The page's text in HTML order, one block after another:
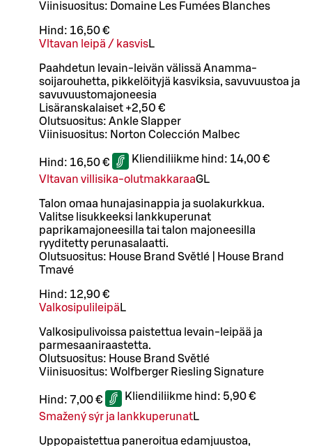
Viinisuositus: Domaine Les Fumées Blanches
Hind: 16,50 €
Vltavan leipä / kasvisL
Paahdetun levain-leivän välissä Anamma-
soijarouhetta, pikkelöityjä kasviksia, savuvuustoa ja
savuvuustomajoneesia
Lisäranskalaiset +2,50 €
Olutsuositus: Ankle Slapper
Viinisuositus: Norton Colección Malbec
Hind: 16,50 € Kliendiliikme hind: 14,00 €
Vltavan villisika-olutmakkaraaGL
Talon omaa hunajasinappia ja suolakurkkua.
Valitse lisukkeeksi lankkuperunat
paprikamajoneesilla tai talon majoneesilla
ryyditetty perunasalaatti.
Olutsuositus: House Brand Světlé | House Brand
Tmavé
Hind: 12,90 €
Valkosipulileipä L
Valkosipulivoissa paistettua levain-leipää ja
parmesaaniraastetta.
Olutsuositus: House Brand Světlé
Viinisuositus: Wolfberger Riesling Signature
Hind: 7,00 € Kliendiliikme hind: 5,90 €
Smažený sýr ja lankkuperunatL
Uppopaistettua paneroitua edamjuustoa,